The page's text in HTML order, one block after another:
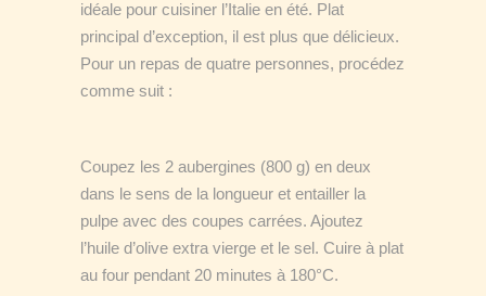
idéale pour cuisiner l’Italie en été. Plat
principal d’exception, il est plus que délicieux.
Pour un repas de quatre personnes, procédez
comme suit :
Coupez les 2 aubergines (800 g) en deux
dans le sens de la longueur et entailler la
pulpe avec des coupes carrées. Ajoutez
l’huile d’olive extra vierge et le sel. Cuire à plat
au four pendant 20 minutes à 180°C.